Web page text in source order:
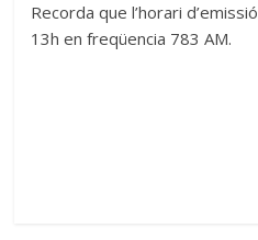
Recorda que l’horari
13h en freqüencia 783 AM.